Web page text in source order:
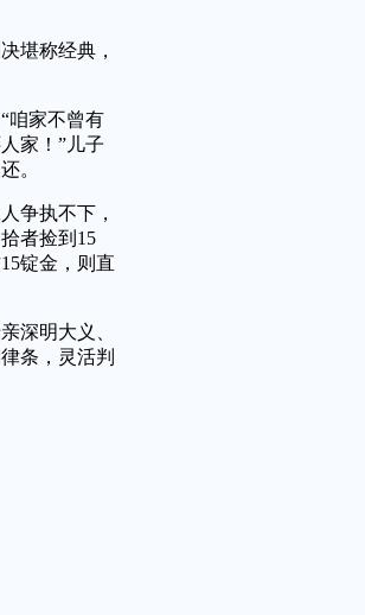
堪称经典，
咱家不曾有
家！”儿子
。
争执不下，
者捡到15
锭金，则直
深明大义、
条，灵活判